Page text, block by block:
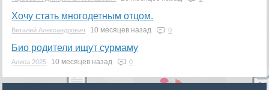
Хочу стать многодетным отцом.
Виталий Александрович 10 месяцев назад 0
Био родители ищут сурмаму
Алиса 2025 10 месяцев назад 0